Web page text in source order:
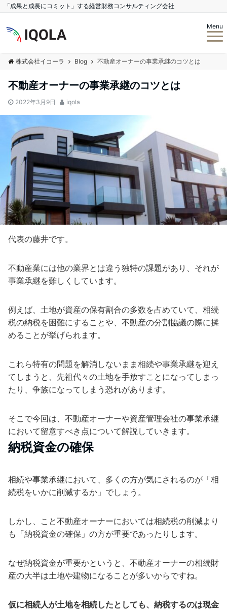
「成果と成長にコミット」する経営財務コンサルティング会社
Menu
株式会社イコーラ Blog 不動産オーナーの事業承継のコツとは
不動産オーナーの事業承継のコツとは
2022年3月9日 iqola
代表の藤井です。
不動産業には他の業界とは違う独特の課題があり、それが
事業承継を難しくしています。
例えば、土地が資産の保有割合の多数を占めていて、相続
税の納税を困難にすることや、不動産の分割協議の際に揉
めることが挙げられます。
これら特有の問題を解消しないまま相続や事業承継を迎え
てしまうと、先祖代々の土地を手放すことになってしまっ
たり、争族になってしまう恐れがあります。
そこで今回は、不動産オーナーや資産管理会社の事業承継
において留意すべき点について解説していきます。
納税資金の確保
相続や事業承継において、多くの方が気にされるのが「相
続税をいかに削減するか」でしょう。
しかし、こと不動産オーナーにおいては相続税の削減より
も「納税資金の確保」の方が重要であったりします。
なぜ納税資金が重要かというと、不動産オーナーの相続財
産の大半は土地や建物になることが多いからですね。
仮に相続人が土地を相続したとしても、納税するのは現金